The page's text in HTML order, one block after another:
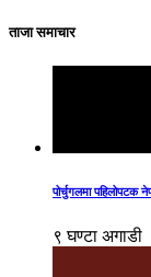
ताजा समाचार
पोर्चुगलमा पहिलोपटक
९ घण्टा अगाडी